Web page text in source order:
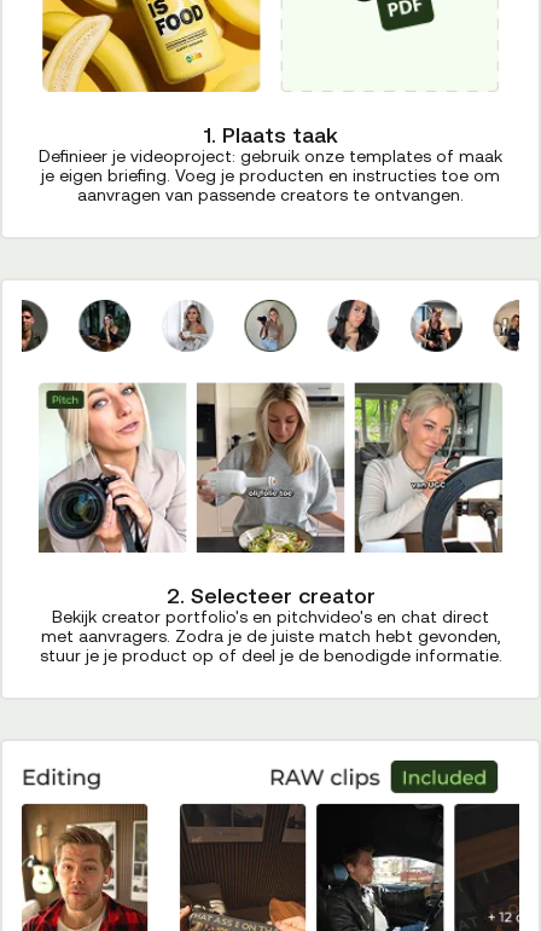
1. Plaats taak
Definieer je videoproject: gebruik onze templates of maak
je eigen briefing. Voeg je producten en instructies toe om
aanvragen van passende creators te ontvangen.
2. Selecteer creator
Bekijk creator portfolio's en pitchvideo's en chat direct
met aanvragers. Zodra je de juiste match hebt gevonden,
stuur je je product op of deel je de benodigde informatie.